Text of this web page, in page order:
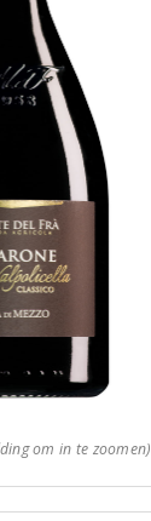
om in te zoomen)